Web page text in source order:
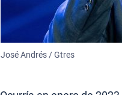
José Andrés / Gtres